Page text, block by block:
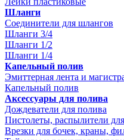
Шланги
Соединители для шлангов
Шланги 3/4
Шланги 1/2
Шланги 1/4
Капельный полив
Эмиттерная лента и
Капельный полив
Аксессуары для полива
Дождеватели для полива
Пистолеты, распылители
Врезки для бочек, краны,